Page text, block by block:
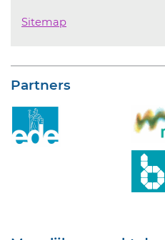
Sitemap
Partners